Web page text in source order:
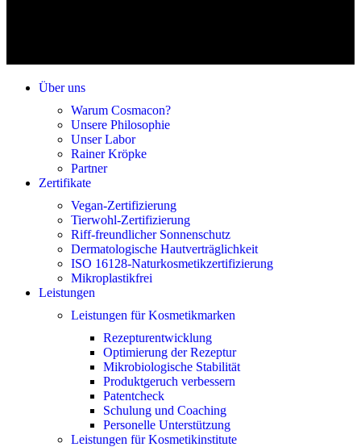
Über uns
Warum Cosmacon?
Unsere Philosophie
Unser Labor
Rainer Kröpke
Partner
Zertifikate
Vegan-Zertifizierung
Tierwohl-Zertifizierung
Riff-freundlicher Sonnenschutz
Dermatologische Hautverträglichkeit
ISO 16128-Naturkosmetikzertifizierung
Mikroplastikfrei
Leistungen
Leistungen für Kosmetikmarken
Rezepturentwicklung
Optimierung der Rezeptur
Mikrobiologische Stabilität
Produktgeruch verbessern
Patentcheck
Schulung und Coaching
Personelle Unterstützung
Leistungen für Kosmetikinstitute